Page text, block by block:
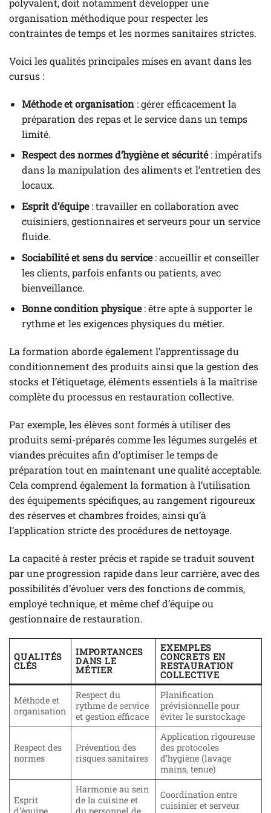
polyvalent, doit notamment développer une
organisation méthodique pour respecter les
contraintes de temps et les normes sanitaires strictes.
Voici les qualités principales mises en avant dans les
cursus :
Méthode et organisation: gérer efficacement la
préparation des repas et le service dans un temps
limité.
Respect des normes d’hygiène et sécurité: impératifs
dans la manipulation des aliments et l’entretien des
locaux.
Esprit d’équipe: travailler en collaboration avec
cuisiniers, gestionnaires et serveurs pour un service
fluide.
Sociabilité et sens du service: accueillir et conseiller
les clients, parfois enfants ou patients, avec
bienveillance.
Bonne condition physique: être apte à supporter le
rythme et les exigences physiques du métier.
La formation aborde également l’apprentissage du
conditionnement des produits ainsi que la gestion des
stocks et l’étiquetage, éléments essentiels à la maîtrise
complète du processus en restauration collective.
Par exemple, les élèves sont formés à utiliser des
produits semi-préparés comme les légumes surgelés et
viandes précuites afin d’optimiser le temps de
préparation tout en maintenant une qualité acceptable.
Cela comprend également la formation à l’utilisation
des équipements spécifiques, au rangement rigoureux
des réserves et chambres froides, ainsi qu’à
l’application stricte des procédures de nettoyage.
La capacité à rester précis et rapide se traduit souvent
par une progression rapide dans leur carrière, avec des
possibilités d’évoluer vers des fonctions de commis,
employé technique, et même chef d’équipe ou
gestionnaire de restauration.
QUALITÉS
CLÉS
IMPORTANCES
DANS LE
MÉTIER
EXEMPLES
CONCRETS EN
RESTAURATION
COLLECTIVE
Méthode et
organisation
Respect du
rythme de service
et gestion efficace
Planification
prévisionnelle pour
éviter le surstockage
Respect des
normes
Prévention des
risques sanitaires
Application rigoureuse
des protocoles
d’hygiène (lavage
mains, tenue)
Esprit
Harmonie au sein
de la cuisine et
Coordination entre
cuisinier et serveur